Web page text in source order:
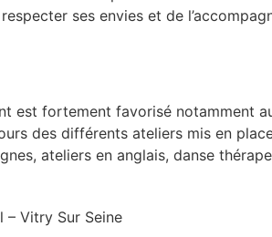
ses envies et de
est fortement favorisé notamment
des différents ateliers mis en
ateliers en anglais, danse
– Vitry Sur Seine